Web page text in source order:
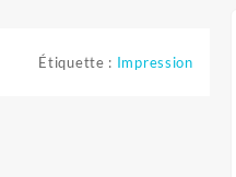
Étiquette : Impression